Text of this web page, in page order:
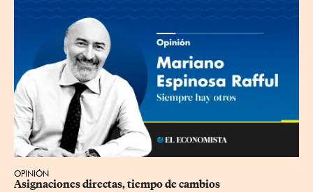
OPINIÓN
Asignaciones directas, tiempo de cambios